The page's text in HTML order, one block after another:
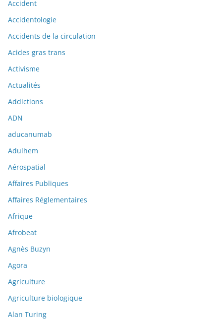
Accident
Accidentologie
Accidents de la circulation
Acides gras trans
Activisme
Actualités
Addictions
ADN
aducanumab
Adulhem
Aérospatial
Affaires Publiques
Affaires Réglementaires
Afrique
Afrobeat
Agnès Buzyn
Agora
Agriculture
Agriculture biologique
Alan Turing